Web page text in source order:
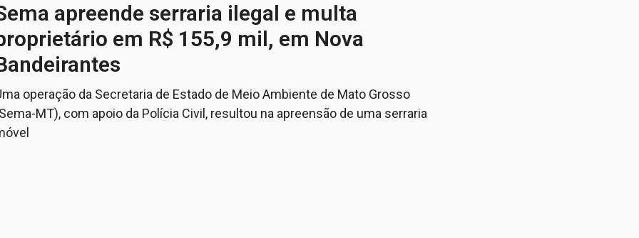
apreende serraria ilegal e multa
em R$ 155,9 mil, em Nova
operação da Secretaria de Estado de Meio Ambiente de Mato Grosso
MT), com apoio da Polícia Civil, resultou na apreensão de uma serraria